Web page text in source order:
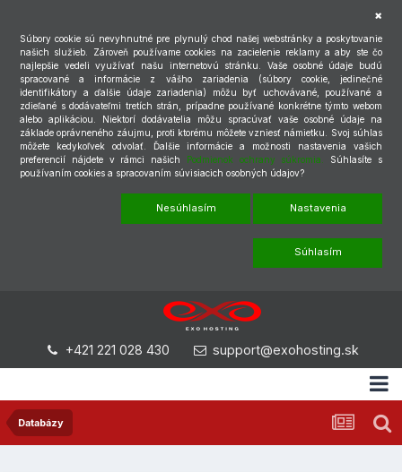
Súbory cookie sú nevyhnutné pre plynulý chod našej webstránky a poskytovanie
našich služieb. Zároveň používame cookies na zacielenie reklamy a aby ste čo
najlepšie vedeli využívať našu internetovú stránku. Vaše osobné údaje budú
spracované a informácie z vášho zariadenia (súbory cookie, jedinečné
identifikátory a ďalšie údaje zariadenia) môžu byť uchovávané, používané a
zdieľané s dodávateľmi tretích strán, prípadne používané konkrétne týmto webom
alebo aplikáciou. Niektorí dodávatelia môžu spracúvať vaše osobné údaje na
základe oprávneného záujmu, proti ktorému môžete vzniesť námietku. Svoj súhlas
môžete kedykoľvek odvolať. Ďalšie informácie a možnosti nastavenia vašich
preferencií nájdete v rámci našich Podmienok ochrany súkromia.
Súhlasíte s
používaním cookies a spracovaním súvisiacich osobných údajov?
Nesúhlasím Nastavenia
Súhlasím
+421 221 028 430 support@exohosting.sk
Databázy